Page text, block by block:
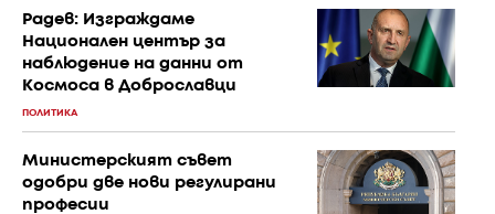
Радев: Изграждаме
Национален център за
наблюдение на данни от
Космоса в Доброславци
ПОЛИТИКА
Министерският съвет
одобри две нови регулирани
професии